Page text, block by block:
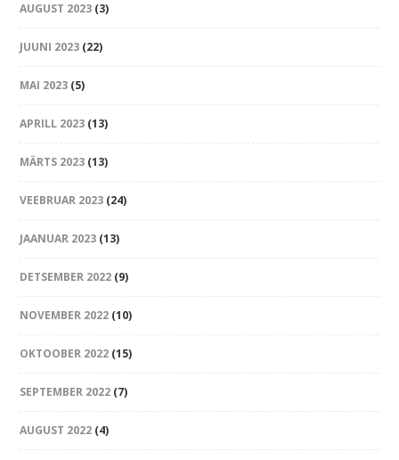
AUGUST 2023 (3)
JUUNI 2023 (22)
MAI 2023 (5)
APRILL 2023 (13)
MÄRTS 2023 (13)
VEEBRUAR 2023 (24)
JAANUAR 2023 (13)
DETSEMBER 2022 (9)
NOVEMBER 2022 (10)
OKTOOBER 2022 (15)
SEPTEMBER 2022 (7)
AUGUST 2022 (4)